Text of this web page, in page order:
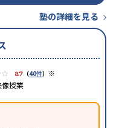
塾の詳細を見る
3.7 （40件） ※
授業